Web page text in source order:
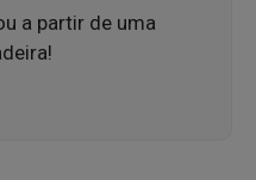
a partir de uma